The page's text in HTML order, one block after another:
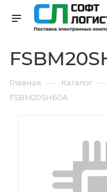
Главная — Каталог —
FSBM20SH60A